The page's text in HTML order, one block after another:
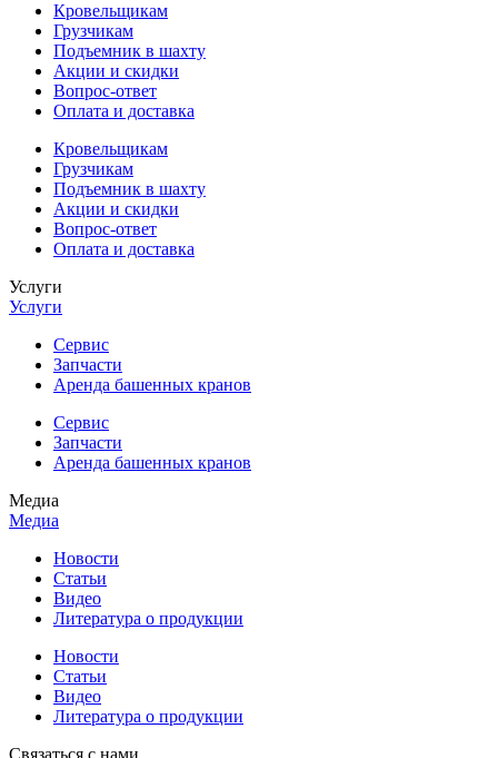
Кровельщикам
Грузчикам
Подъемник в шахту
Акции и скидки
Вопрос-ответ
Оплата и доставка
Кровельщикам
Грузчикам
Подъемник в шахту
Акции и скидки
Вопрос-ответ
Оплата и доставка
Услуги
Услуги
Сервис
Запчасти
Аренда башенных кранов
Сервис
Запчасти
Аренда башенных кранов
Медиа
Медиа
Новости
Статьи
Видео
Литература о продукции
Новости
Статьи
Видео
Литература о продукции
Связаться с нами